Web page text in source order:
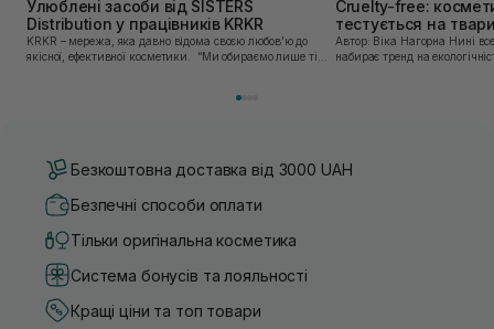
Улюблені засоби від SISTERS
Distribution у працівників KRKR
KRKR – мережа, яка давно відома своєю любов’ю до
якісної, ефективної косметики. “Ми обираємо лише ті
Cruelty-free:
тестується на
Автор: Віка Нагорна Нині все більшої популярності
набирає тренд на
Безкоштовна доставка від 3000 UAH
Безпечні способи оплати
Тільки оригінальна косметика
Система бонусів та лояльності
Кращі ціни та топ товари